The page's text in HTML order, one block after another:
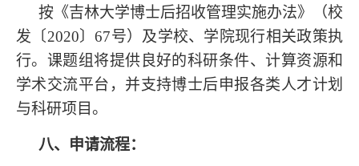
按《吉林大学博士后招收管理实施办法》（校
发〔 2020〕67号）及学校、学院现行相关政策执
行。课题组将提供良好的科研条件、计算资源和
学术交流平台，并支持博士后申报各类人才计划
与科研项目。
八、申请流程：